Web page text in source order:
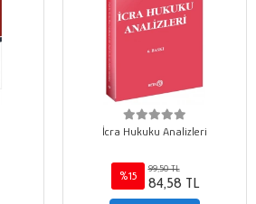
İcra Hukuku Analizleri
%15
99,50 TL
84,58 TL